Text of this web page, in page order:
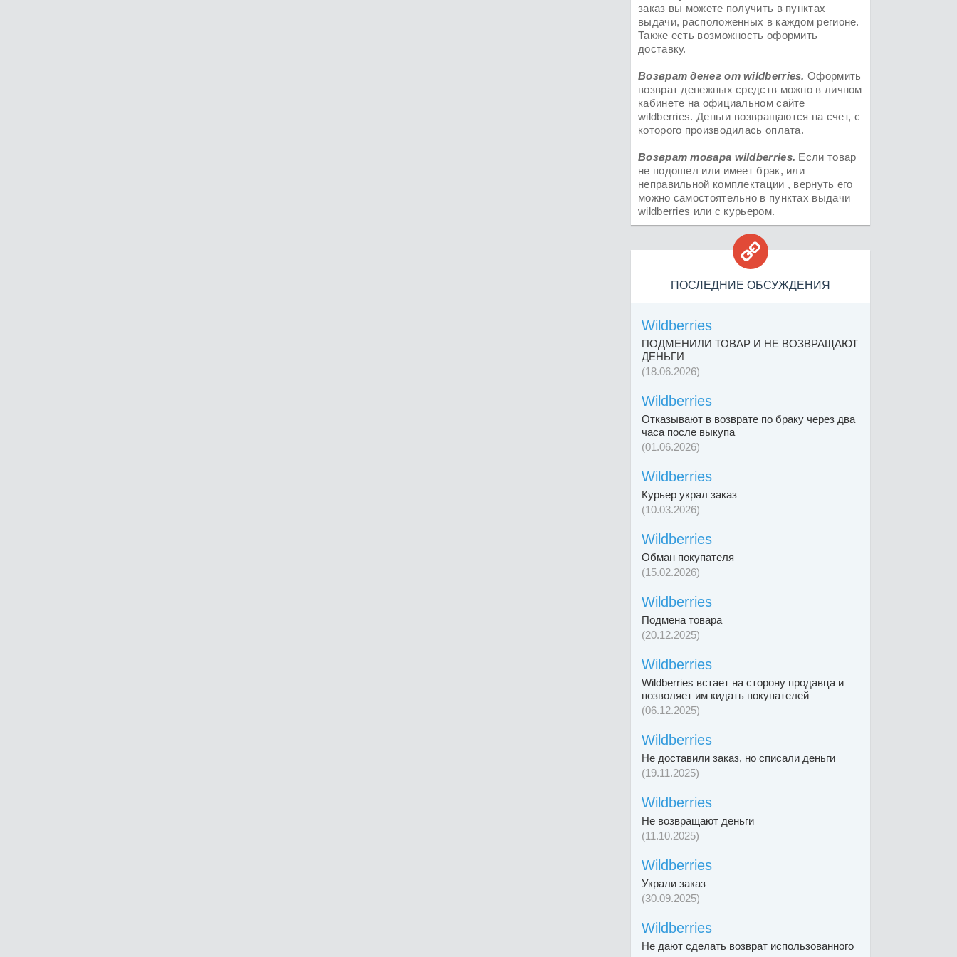
заказ вы можете получить в пунктах
выдачи, расположенных в каждом регионе.
Также есть возможность оформить
доставку.
Возврат денег отwildberries. Оформить
возврат денежных средств можно в личном
кабинете на официальном сайте
wildberries. Деньги возвращаются на счет, с
которого производилась оплата.
Возврат товара wildberries. Если товар
не подошел или имеет брак, или
неправильной комплектации , вернуть его
можно самостоятельно в пунктах выдачи
wildberries или с курьером.

ПОСЛЕДНИЕ ОБСУЖДЕНИЯ
Wildberries
ПОДМЕНИЛИ ТОВАР И НЕ ВОЗВРАЩАЮТ
ДЕНЬГИ
(18.06.2026)
Wildberries
Отказывают в возврате по браку через два
часа после выкупа
(01.06.2026)
Wildberries
Курьер украл заказ
(10.03.2026)
Wildberries
Обман покупателя
(15.02.2026)
Wildberries
Подмена товара
(20.12.2025)
Wildberries
Wildberries встает на сторону продавца и
позволяет им кидать покупателей
(06.12.2025)
Wildberries
Не доставили заказ, но списали деньги
(19.11.2025)
Wildberries
Не возвращают деньги
(11.10.2025)
Wildberries
Украли заказ
(30.09.2025)
Wildberries
Не дают сделать возврат использованного